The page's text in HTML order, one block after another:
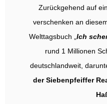
Zurückgehend auf
verschenken an
Welttagsbuch „ Ich
rund 1 Millionen
deutschlandweit,
der Siebenpfeiffer